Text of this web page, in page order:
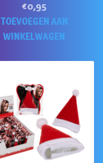
€0,95
TOEVOEGEN AAN
WINKELWAGEN